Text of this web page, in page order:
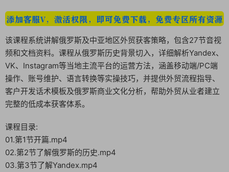
该课程系统讲解俄罗斯及中亚地区外贸获客策略，包含27节音视
频和文档资料。课程从俄罗斯历史背景切入，详细解析Yandex、
VK、Instagram等当地主流平台的运营方法，涵盖移动端/PC端
操作、账号维护、语言转换等实操技巧，并提供外贸流程指导、
客户开发话术模板及俄罗斯商业文化分析，帮助外贸从业者建立
完整的低成本获客体系。
课程目录:
01.第1节开篇.mp4
02.第2节了解俄罗斯的历史.mp4
03.第3节了解Yandex.mp4